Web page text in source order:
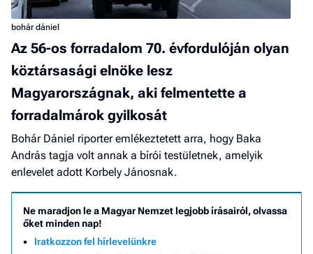
bohár dániel
Az 56-os forradalom 70. évfordulóján olyan
köztársasági elnöke lesz
Magyarországnak, aki felmentette a
forradalmárok gyilkosát
Bohár Dániel riporter emlékeztetett arra, hogy Baka
András tagja volt annak a bírói testületnek, amelyik
enlevelet adott Korbely Jánosnak.
Ne maradjon le a Magyar Nemzet legjobb írásairól, olvassa
őket minden nap!
Iratkozzon fel hírlevelünkre